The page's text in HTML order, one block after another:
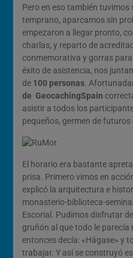
Pero en eso también
temprano, aparcamos sin
empezaron a llegar pronto,
charlas, y reparto de
conmemorativa y gorras
éxito de asistencia, nos
de 100 personas.
de GeocachingSpain
asistir a todos los
pequeños, germen de futuros
El horario era bastante
prisa. Primero vimos en
explicó la arquitectura e
monasterio-biblioteca-
Escorial. Pudimos disfrutar
gruñón al que todo le parecía
entonces decía: «Hágase» y
trabajar. Y así se construyó